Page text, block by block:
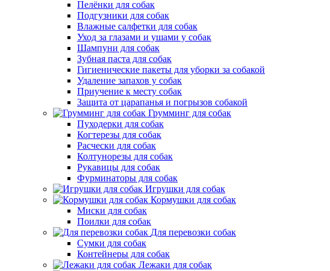
Пелёнки для собак
Подгузники для собак
Влажные салфетки для собак
Уход за глазами и ушами у собак
Шампуни для собак
Зубная паста для собак
Гигиенические пакеты для уборки за собакой
Удаление запахов у собак
Приучение к месту собак
Защита от царапанья и погрызов собакой
Грумминг для собак
Пуходерки для собак
Когтерезы для собак
Расчески для собак
Колтунорезы для собак
Рукавицы для собак
Фурминаторы для собак
Игрушки для собак
Кормушки для собак
Миски для собак
Поилки для собак
Для перевозки собак
Сумки для собак
Контейнеры для собак
Лежаки для собак